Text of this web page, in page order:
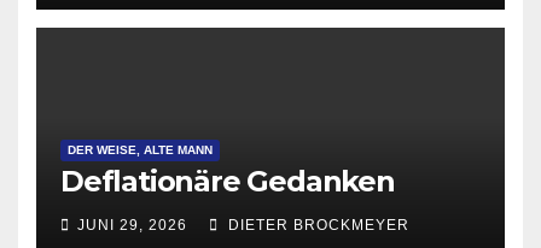
DER WEISE, ALTE MANN
Deflationäre Gedanken
JUNI 29, 2026 DIETER BROCKMEYER